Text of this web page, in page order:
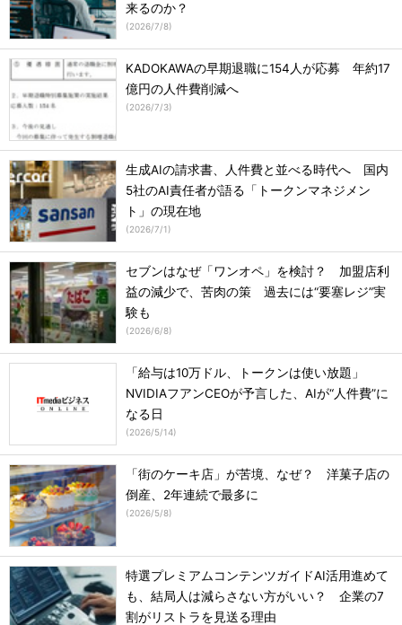
来るのか？
(2026/7/8)
KADOKAWAの早期退職に154人が応募 年約17
億円の人件費削減へ
(2026/7/3)
生成AIの請求書、人件費と並べる時代へ 国内
5社のAI責任者が語る「トークンマネジメン
ト」の現在地
(2026/7/1)
セブンはなぜ「ワンオペ」を検討？ 加盟店利
益の減少で、苦肉の策 過去には“要塞レジ”実
験も
(2026/6/8)
「給与は10万ドル、トークンは使い放題」
NVIDIAフアンCEOが予言した、AIが“人件費”に
なる日
(2026/5/14)
「街のケーキ店」が苦境、なぜ？ 洋菓子店の
倒産、2年連続で最多に
(2026/5/8)
特選プレミアムコンテンツガイドAI活用進めて
も、結局人は減らさない方がいい？ 企業の7
割がリストラを見送る理由